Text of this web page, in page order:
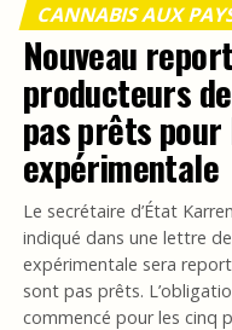
CANNABIS AUX
Nouveau
producteurs
pas prêts pour
expérimentale
Le secrétaire d’État
indiqué dans une lettre
expérimentale sera
sont pas prêts.
commencé pour les cinq